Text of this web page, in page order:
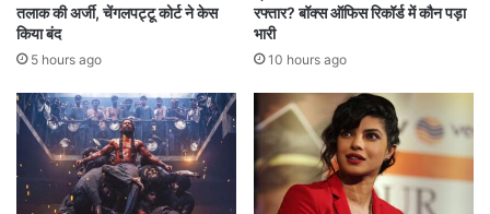
चा
औ
कै
व
वो
-
इं
ग्लैं
दौ
रे
लि
तलाक की अर्जी, चेंगलपट्टू कोर्ट ने केस
किया बंद
5 hours ago
रफ्तार? बॉक्स ऑफिस रिकॉर्ड में कौन पड़ा
भारी
10 hours ago